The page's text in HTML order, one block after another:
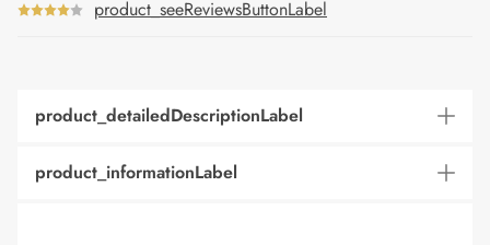
product_seeReviewsButtonLabel
product_detailedDescriptionLabel
product_informationLabel